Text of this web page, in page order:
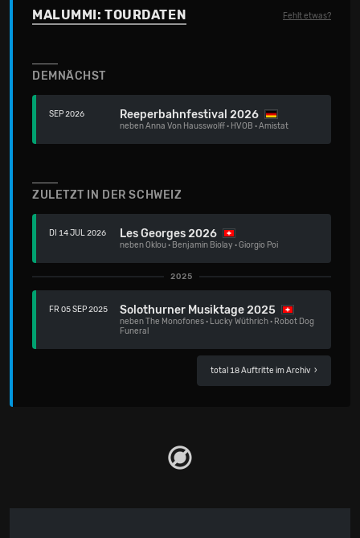
MALUMMI: TOURDATEN Fehlt etwas?
DEMNÄCHST
SEP 2026 Reeperbahnfestival 2026
nebenAnna Von Hausswolff· HVOB ·Amistat
ZULETZT IN DER SCHWEIZ
DI 14 JUL 2026 Les Georges 2026
nebenOklou· Benjamin Biolay ·Giorgio Poi
2025
FR 05 SEP 2025 Solothurner Musiktage 2025
nebenThe Monofones· Lucky Wüthrich· Robot Dog
Funeral
total 18 Auftritte im Archiv ›